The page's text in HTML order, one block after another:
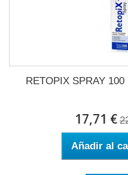
RETOPIX SPRAY
17,71 €
Añadir al